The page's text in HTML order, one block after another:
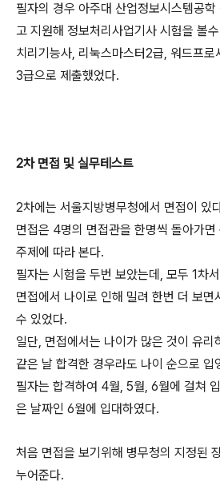
필자의 경우 아주대 산업정보시스템공
고 지원해 정보처리사업기사 시험을 볼
치리기능사, 리눅스마스터2급, 워드프
3급으로 제출했었다.
2차 면접 및 실무테스트
2차에는 서울지방병무청에서 면접이 있
면접은 4명의 면접관을 한명씩 돌아가면
주제에 따라 본다.
필자는 시험을 두번 보았는데, 모두 1차
면접에서 나이로 인해 밀려 한번 더 보면
수 있었다.
일단, 면접에서는 나이가 많은 것이 유리
같은 날 합격한 경우라도 나이 순으로 입
필자는 합격하여 4월, 5월, 6월에 걸쳐
은 날짜인 6월에 입대하였다.
처음 면접을 보기위해 병무청의 지정된
누어준다.